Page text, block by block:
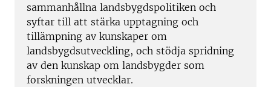
sammanhållna landsbygdspolitiken och
syftar till att stärka upptagning och
tillämpning av kunskaper om
landsbygdsutveckling, och stödja spridning
av den kunskap om landsbygder som
forskningen utvecklar.